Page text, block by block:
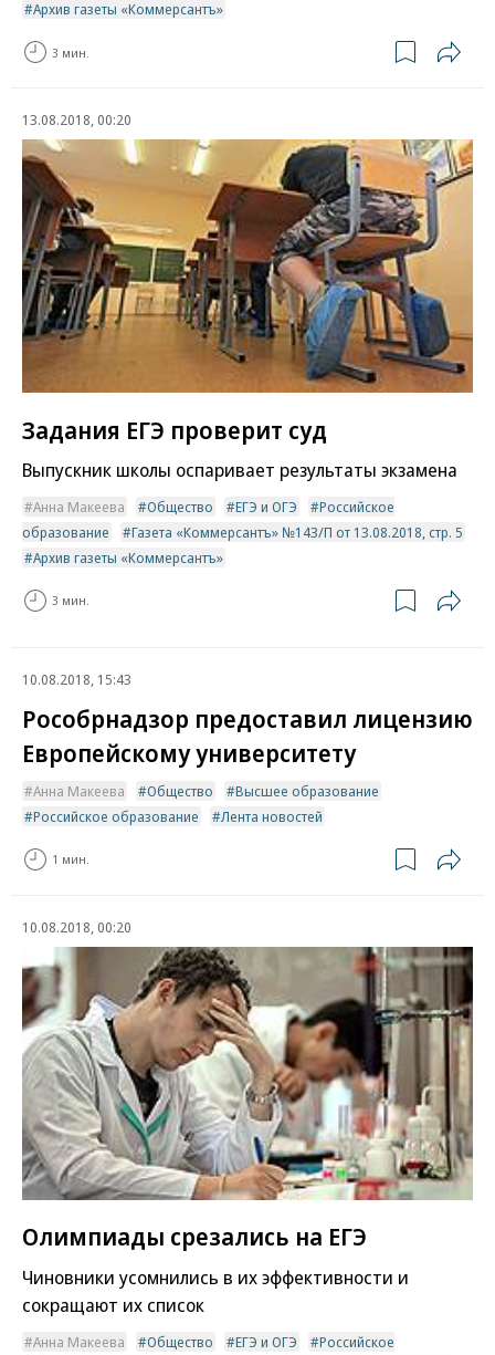
Архив газеты «Коммерсантъ»
3 мин.
13.08.2018, 00:20
Задания ЕГЭ проверит суд
Выпускник школы оспаривает результаты экзамена
Анна Макеева Общество ЕГЭ и ОГЭ
Российское
образование
Газета «Коммерсантъ» №143/П от 13.08.2018, стр. 5
Архив газеты «Коммерсантъ»
3 мин.
10.08.2018, 15:43
Рособрнадзор предоставил лицензию
Европейскому университету
Анна Макеева Общество
Высшее образование
Российское образование
Лента новостей
1 мин.
10.08.2018, 00:20
Олимпиады срезались на ЕГЭ
Чиновники усомнились в их эффективности и
сокращают их список
Анна Макеева Общество ЕГЭ и ОГЭ
Российское